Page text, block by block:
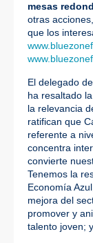
mesas
otras
que los
El delegado
ha resaltado
la relevancia
ratifican que
referente a
concentra
convierte
Tenemos la
Economía
mejora del
promover y
talento joven;